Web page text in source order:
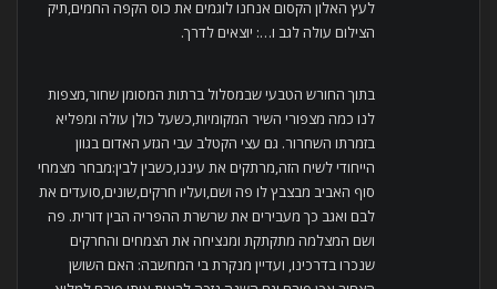
לעץ האלון הקסום אנחנו לוגמים את כוס הקפה החמים,תיק
הצילום עולה לגב ו…: יוצאים לדרך.
בתוך החורש הטבעי שבמסלול ברתות המסומן שחור,מצפות
לנו כמה מצפורי השיר המקומיות,כשעל כולן עולה ומפליא
בזמרתו השחרור. גם עצי הקטלב עבי הגזע האדום בגוון
הייחודי לשיח הזה,מרתקים את עיננו,כשבין לבין:מבחר מצמחי
סוף האביב מבצבץ לו פה ושם,ועליו חרקים,שונים,סועדים את
לבם ואגב כך מעבירים את שרשרת ההפריה הבין דורית. פה
ושם המצלמה מתקתקת ומנציחה את הצמחים והחרקים
שנכרו בדרכינו, ועדיין מנקרת בי המחשבה: האם השושן